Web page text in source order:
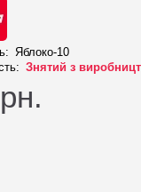
Яблоко-10
Знятий з